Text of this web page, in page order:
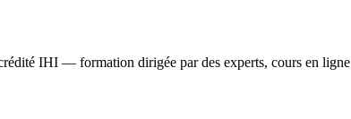
IHI — formation dirigée par des experts, cours en